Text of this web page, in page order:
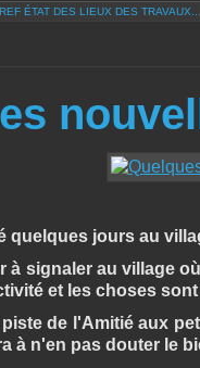
ÉTAT DES LIEUX DES TRAVAUX...
quelques jours au
à signaler au village
et les choses
de l'Amitié aux
à n'en pas douter le